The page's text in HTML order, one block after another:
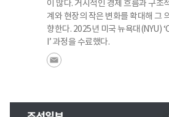
이 많다. 거시적인 경제 흐름과 구조
계와 현장의 작은 변화를 확대해 그
향한다. 2025년 미국 뉴욕대
I’ 과정을 수료했다.